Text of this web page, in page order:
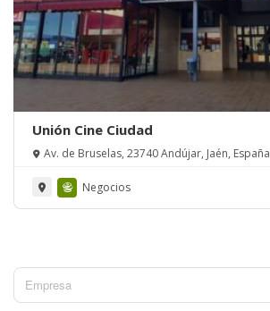
Unión Cine Ciudad
Av. de Bruselas, 23740 Andújar, Jaén, España
Negocios